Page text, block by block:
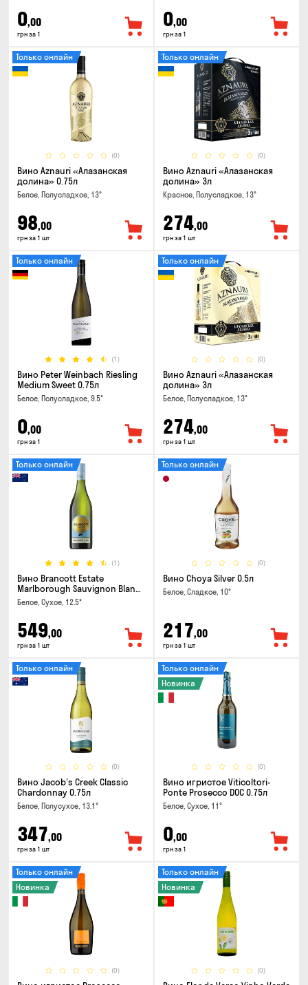
0,00
грн за 1
0,00
грн за 1
(0)
Только онлайн
Вино Aznauri «Алазанская
долина» 0.75л
Белое, Полусладкое, 13°
98,00
грн за 1 шт
(0)
Только онлайн
Вино Aznauri «Алазанская
долина» 3л
Красное, Полусладкое, 13°
274,00
грн за 1 шт
(1)
Только онлайн
Вино Peter Weinbach Riesling
Medium Sweet 0.75л
Белое, Полусладкое, 9.5°
0,00
грн за 1
(0)
Только онлайн
Вино Aznauri «Алазанская
долина» 3л
Белое, Полусладкое, 13°
274,00
грн за 1 шт
(1)
Только онлайн
Вино Brancott Estate
Marlborough Sauvignon Blanc
0.75л
Белое, Сухое, 12.5°
549,00
грн за 1 шт
(0)
Только онлайн
Вино Choya Silver 0.5л
Белое, Сладкое, 10°
217,00
грн за 1 шт
(0)
Только онлайн
Вино Jacob's Creek Classic
Chardonnay 0.75л
Белое, Полусухое, 13.1°
347,00
грн за 1 шт
(0)
Только онлайн
Новинка
Вино игристое Viticoltori-
Ponte Prosecco DOC 0.75л
Белое, Сухое, 11°
0,00
грн за 1
(0)
Только онлайн
Новинка
(0)
Только онлайн
Новинка